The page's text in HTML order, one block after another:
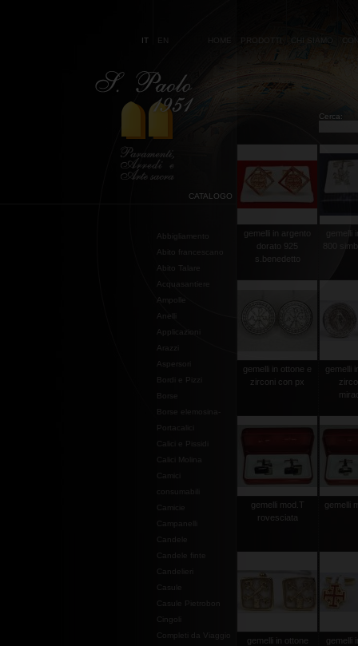
IT EN HOME PRODOTTI CHI SIAMO
Cerca:
CATALOGO
Abbigliamento
Abito francescano
Abito Talare
Acquasantiere
Ampolle
Anelli
Applicazioni
Arazzi
Aspersori
Bordi e Pizzi
Borse
Borse elemosina-
Portacalici
Calici e Pissidi
Calici Molina
Campanelli
Candele
Candele finte
Candelieri
Casule
Casule Pietrobon
Cingoli
Completi da Viaggio
gemelli in argento
dorato 925
s.benedetto
gemelli
800
gemelli in ottone e
zirconi con px
gemelli
gemelli mod.T
rovesciata
gemelli
gemelli in ottone
gemelli